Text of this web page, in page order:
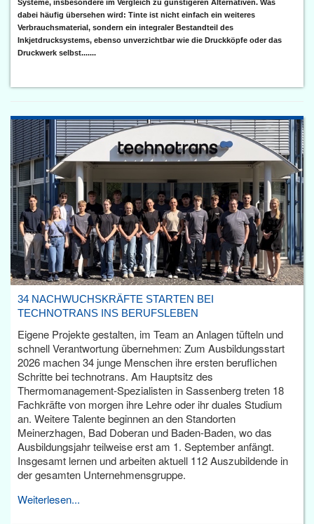
Systeme, insbesondere im Vergleich zu günstigeren Alternativen. Was
dabei häufig übersehen wird: Tinte ist nicht einfach ein weiteres
Verbrauchsmaterial, sondern ein integraler Bestandteil des
Inkjetdrucksystems, ebenso unverzichtbar wie die Druckköpfe oder das
Druckwerk selbst.......
34 NACHWUCHSKRÄFTE STARTEN BEI
TECHNOTRANS INS BERUFSLEBEN
Eigene Projekte gestalten, im Team an Anlagen tüfteln und
schnell Verantwortung übernehmen: Zum Ausbildungsstart
2026 machen 34 junge Menschen ihre ersten beruflichen
Schritte bei technotrans. Am Hauptsitz des
Thermomanagement-Spezialisten in Sassenberg treten 18
Fachkräfte von morgen ihre Lehre oder ihr duales Studium
an. Weitere Talente beginnen an den Standorten
Meinerzhagen, Bad Doberan und Baden-Baden, wo das
Ausbildungsjahr teilweise erst am 1. September anfängt.
Insgesamt lernen und arbeiten aktuell 112 Auszubildende in
der gesamten Unternehmensgruppe.
Weiterlesen...